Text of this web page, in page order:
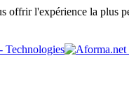
l'expérience la plus